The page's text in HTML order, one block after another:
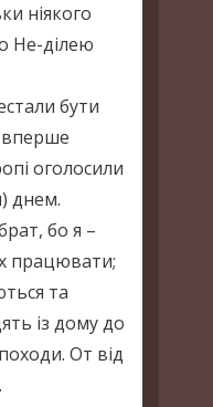
ніякого
Не-ділею
бути
вперше
оголосили
днем.
бо я –
працювати;
та
із дому до
От від